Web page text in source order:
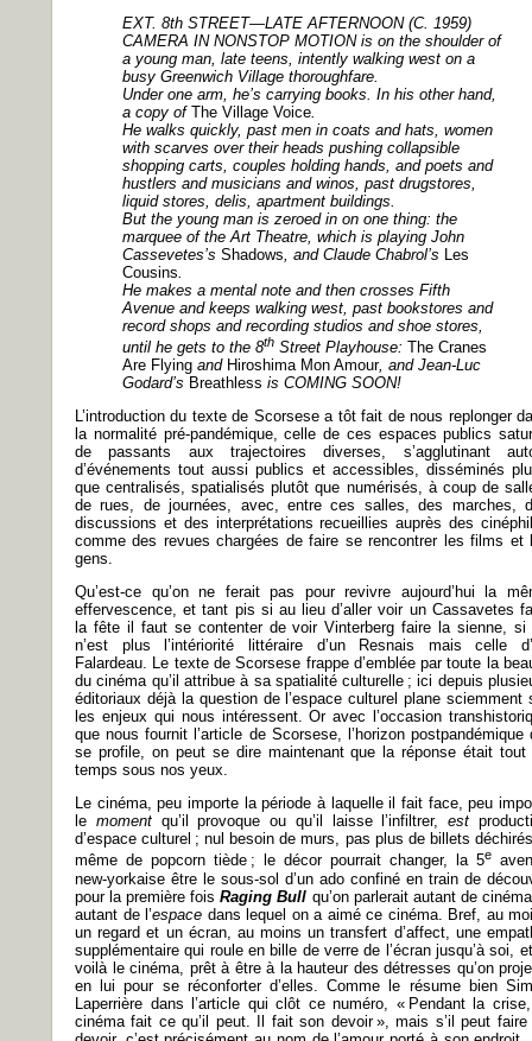
EXT. 8th STREET—LATE AFTERNOON (C. 1959)
CAMERA IN NONSTOP MOTION is on the shoulder of
a young man, late teens, intently walking west on a
busy Greenwich Village thoroughfare.
Under one arm, he’s carrying books. In his other hand,
a copy of The Village Voice.
He walks quickly, past men in coats and hats, women
with scarves over their heads pushing collapsible
shopping carts, couples holding hands, and poets and
hustlers and musicians and winos, past drugstores,
liquid stores, delis, apartment buildings.
But the young man is zeroed in on one thing: the
marquee of the Art Theatre, which is playing John
Cassevetes’s Shadows, and Claude Chabrol’s Les
Cousins.
He makes a mental note and then crosses Fifth
Avenue and keeps walking west, past bookstores and
record shops and recording studios and shoe stores,
until he gets to the 8th Street Playhouse: The Cranes
Are Flying and Hiroshima Mon Amour, and Jean-Luc
Godard’s Breathless is COMING SOON!
L’introduction du texte de Scorsese a tôt fait de nous replonger
la normalité pré-pandémique, celle de ces espaces publics
de passants aux trajectoires diverses, s’agglutinant
d’événements tout aussi publics et accessibles, disséminés
que centralisés, spatialisés plutôt que numérisés, à coup de
de rues, de journées, avec, entre ces salles, des marches,
discussions et des interprétations recueillies auprès des
comme des revues chargées de faire se rencontrer les films et
gens.
Qu’est-ce qu’on ne ferait pas pour revivre aujourd’hui la
effervescence, et tant pis si au lieu d’aller voir un Cassavetes
la fête il faut se contenter de voir Vinterberg faire la sienne, si
n’est plus l’intériorité littéraire d’un Resnais mais celle
Falardeau. Le texte de Scorsese frappe d’emblée par toute la
du cinéma qu’il attribue à sa spatialité culturelle ; ici depuis
éditoriaux déjà la question de l’espace culturel plane sciemment
les enjeux qui nous intéressent. Or avec l’occasion
que nous fournit l’article de Scorsese, l’horizon postpandémique
se profile, on peut se dire maintenant que la réponse était tout
temps sous nos yeux.
Le cinéma, peu importe la période à laquelle il fait face, peu
le moment qu’il provoque ou qu’il laisse l’infiltrer,est
d’espace culturel ; nul besoin de murs, pas plus de billets
même de popcorn tiède ; le décor pourrait changer, la 5e
new-yorkaise être le sous-sol d’un ado confiné en train de
pour la première foisRaging Bull qu’on parlerait autant de
autant de l’espace dans lequel on a aimé ce cinéma. Bref, au
un regard et un écran, au moins un transfert d’affect, une
supplémentaire qui roule en bille de verre de l’écran jusqu’à soi,
voilà le cinéma, prêt à être à la hauteur des détresses qu’on
en lui pour se réconforter d’elles. Comme le résume bien
Laperrière dans l’article qui clôt ce numéro, « Pendant la
cinéma fait ce qu’il peut. Il fait son devoir », mais s’il peut faire